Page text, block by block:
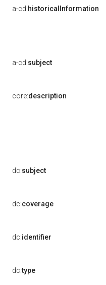
a-cd:historicalInformation
a-cd:subject
core:description
dc:subject
dc:coverage
dc:identifier
dc:type